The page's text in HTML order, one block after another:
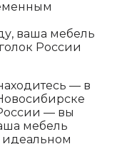
ваша мебель
России
— в
— вы
мебель
идеальном